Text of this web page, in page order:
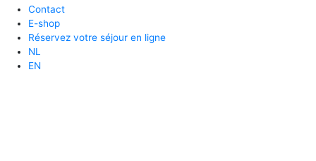
Contact
E-shop
Réservez votre séjour en ligne
NL
EN